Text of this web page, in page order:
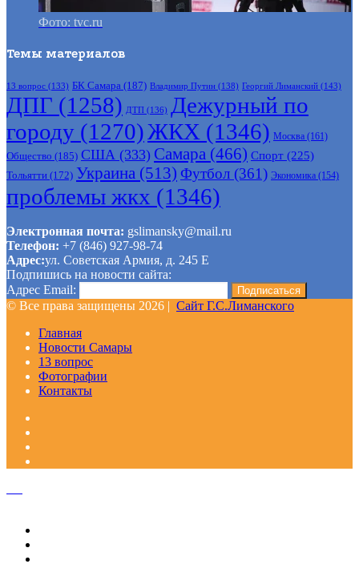
Фото: tvc.ru
Темы материалов
13 вопрос (133) БК Самара (187) Владимир Путин (138) Георгий Лиманский (143)
ДПГ (1258) ДТП (136) Дежурный по
городу (1270)ЖКХ (1346) Москва (161)
Общество (185) США (333) Самара (466) Спорт (225)
Тольятти (172) Украина (513) Футбол (361) Экономика (154)
проблемы жкх (1346)
Электронная почта: gslimansky@mail.ru
Телефон: +7 (846) 927-98-74
Адрес:ул. Советская Армия, д. 245 Е
Подпишись на новости сайта:
Адрес Email:
© Все права защищены 2026 | Сайт Г.С.Лиманского
Главная
Новости Самары
13 вопрос
Фотографии
Контакты
Закрыть